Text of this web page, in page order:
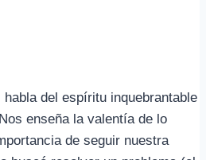
del espíritu inquebrantable
enseña la valentía de lo
de seguir nuestra